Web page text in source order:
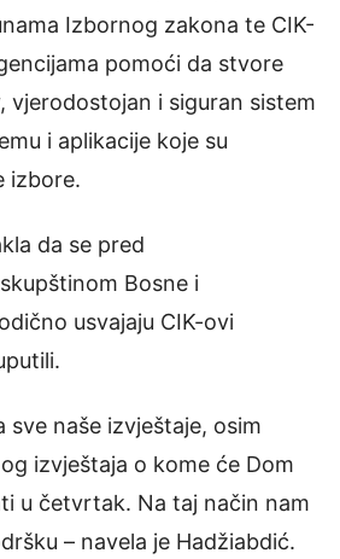
Izbornog zakona te CIK-
pomoći da stvore
vjerodostojan i siguran sistem
i aplikacije koje su
izbore.
da se pred
Bosne i
usvajaju CIK-ovi
sve naše izvještaje, osim
izvještaja o kome će Dom
u četvrtak. Na taj način nam
– navela je Hadžiabdić.